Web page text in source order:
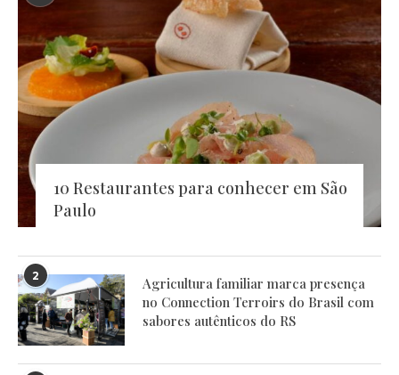
10 Restaurantes para conhecer em São
Paulo
2
Agricultura familiar marca presença
no Connection Terroirs do Brasil com
sabores autênticos do RS